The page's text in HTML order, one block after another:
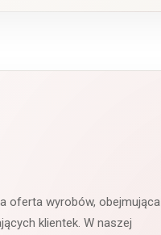
oferta wyrobów, obejmująca
klientek. W naszej